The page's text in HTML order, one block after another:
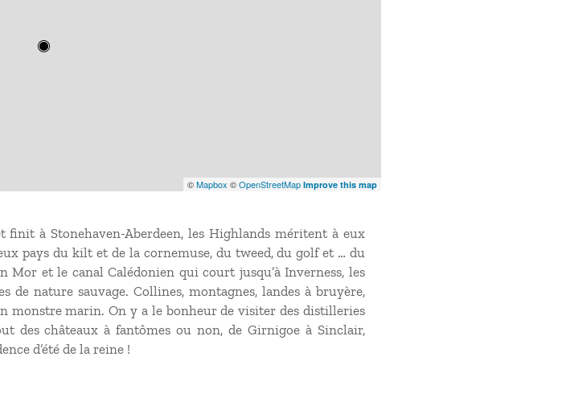
©Mapbox ©OpenStreetMap Improve this map
finit à Stonehaven-Aberdeen, les Highlands méritent à eux
pays du kilt et de la cornemuse, du tweed, du golf et … du
Mor et le canal Calédonien qui court jusqu’à Inverness, les
de nature sauvage. Collines, montagnes, landes à bruyère,
monstre marin. On y a le bonheur de visiter des distilleries
des châteaux à fantômes ou non, de Girnigoe à Sinclair,
d’été de la reine !